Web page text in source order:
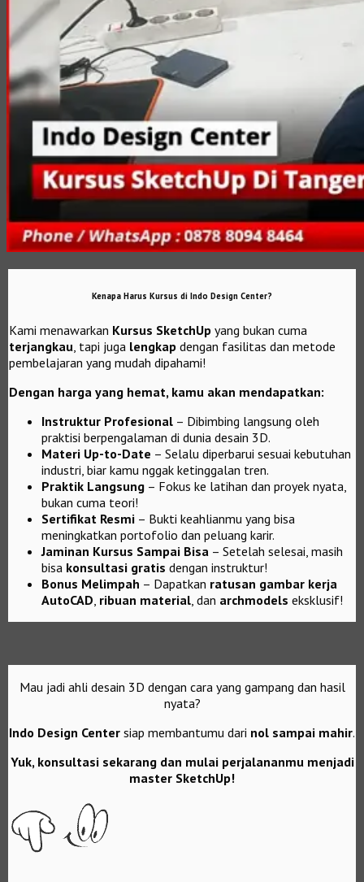
Kenapa Harus Kursus di Indo Design Center?
Kami menawarkan Kursus SketchUp yang bukan cuma
terjangkau, tapi juga lengkap dengan fasilitas dan metode
pembelajaran yang mudah dipahami!
Dengan harga yang hemat, kamu akan mendapatkan:
Instruktur Profesional – Dibimbing langsung oleh
praktisi berpengalaman di dunia desain 3D.
Materi Up-to-Date – Selalu diperbarui sesuai kebutuhan
industri, biar kamu nggak ketinggalan tren.
Praktik Langsung – Fokus ke latihan dan proyek nyata,
bukan cuma teori!
Sertifikat Resmi – Bukti keahlianmu yang bisa
meningkatkan portofolio dan peluang karir.
Jaminan Kursus Sampai Bisa – Setelah selesai, masih
bisa konsultasi gratis dengan instruktur!
Bonus Melimpah – Dapatkan ratusan gambar kerja
AutoCAD, ribuan material, dan archmodels eksklusif!
Mau jadi ahli desain 3D dengan cara yang gampang dan hasil
nyata?
Indo Design Center siap membantumu dari nol sampai mahir.
Yuk, konsultasi sekarang dan mulai perjalananmu menjadi
master SketchUp!